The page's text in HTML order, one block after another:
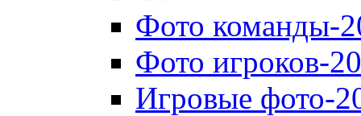
Фото команды-
Фото игроков-
Игровые фото-